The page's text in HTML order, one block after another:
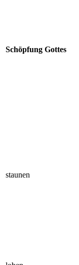
Schöpfung Gottes
staunen